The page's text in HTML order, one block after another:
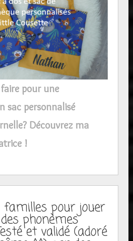
pour une
sac personnalisé
Découvrez ma
!
familles pour jouer
phonèmes
et validé (adoré